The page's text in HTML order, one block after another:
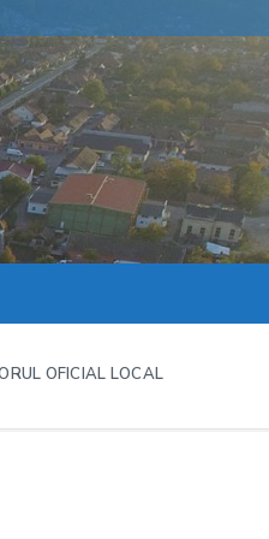
OFICIAL LOCAL